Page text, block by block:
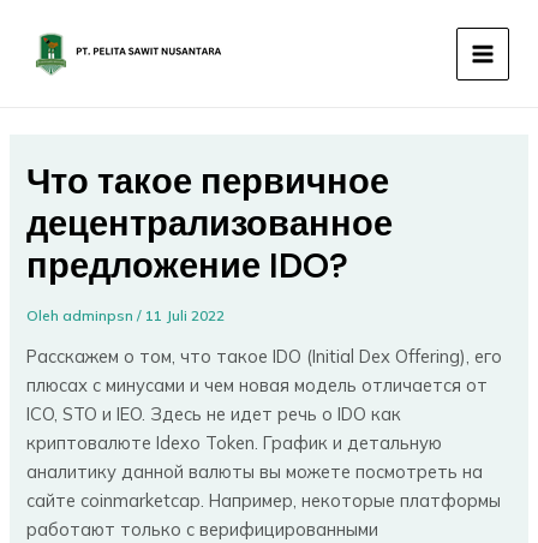
konten
MAIN
Что такое первичное
децентрализованное
предложение IDO?
Olehadminpsn/ 11 Juli 2022
Расскажем о том, что такое IDO (Initial Dex Offering), его
плюсах с минусами и чем новая модель отличается от
ICO, STO и IEO. Здесь не идет речь о IDO как
криптовалюте Idexo Token. График и детальную
аналитику данной валюты вы можете посмотреть на
сайте coinmarketcap. Например, некоторые платформы
работают только с верифицированными